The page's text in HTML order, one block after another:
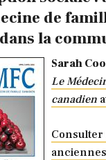
de
la
Sarah
Le
canadien
Consulter